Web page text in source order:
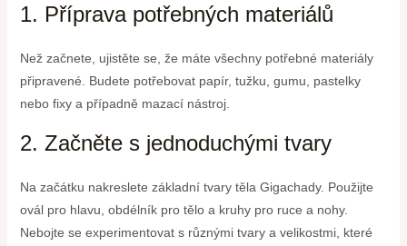
1. Příprava potřebných materiálů
Než začnete, ujistěte se, že máte všechny potřebné materiály
připravené. Budete potřebovat papír, tužku, gumu, pastelky
nebo fixy a případně mazací nástroj.
2. Začněte s jednoduchými tvary
Na začátku nakreslete základní tvary těla Gigachady. Použijte
ovál pro hlavu, obdélník pro tělo a kruhy pro ruce a nohy.
Nebojte se experimentovat s různými tvary a velikostmi, které